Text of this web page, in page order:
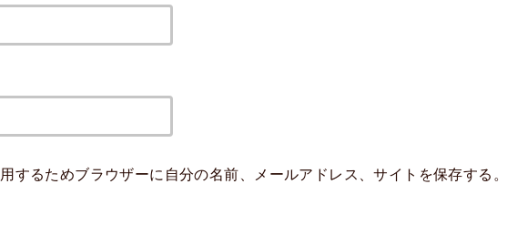
するためブラウザーに自分の名前、メールアドレス、サイトを保存する。